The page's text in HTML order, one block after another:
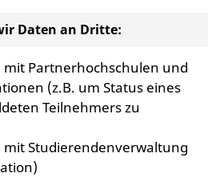
Daten an Dritte:
Partnerhochschulen und
(z.B. um Status eines
Teilnehmers zu
Studierendenverwaltung